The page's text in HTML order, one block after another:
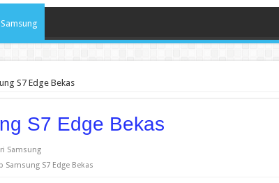
S7 Edge Bekas
S7 Edge Bekas
Samsung
Samsung S7 Edge Bekas